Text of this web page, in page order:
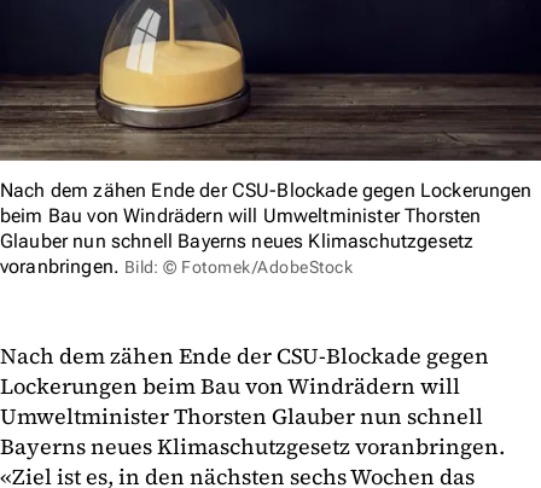
Nach dem zähen Ende der CSU-Blockade gegen Lockerungen
beim Bau von Windrädern will Umweltminister Thorsten
Glauber nun schnell Bayerns neues Klimaschutzgesetz
voranbringen. Bild: © Fotomek/AdobeStock
Nach dem zähen Ende der CSU-Blockade gegen
Lockerungen beim Bau von Windrädern will
Umweltminister Thorsten Glauber nun schnell
Bayerns neues Klimaschutzgesetz voranbringen.
«Ziel ist es, in den nächsten sechs Wochen das